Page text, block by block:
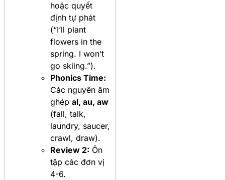
hoặc quyết
định tự phát
(“I’ll plant
flowers in the
spring. I won’t
go skiing.”).
Phonics Time:
Các nguyên âm
ghép al, au, aw
(fall, talk,
laundry, saucer,
crawl, draw).
Review 2: Ôn
tập các đơn vị
4-6.